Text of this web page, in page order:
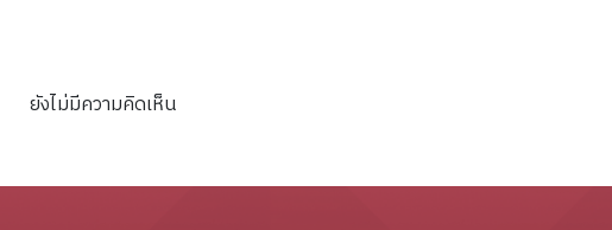
ยังไม่มีความคิดเห็น